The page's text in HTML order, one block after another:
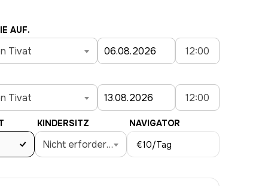
AUF.
Tivat 12:00
Tivat 12:00
KINDERSITZ
Nicht erforderlich
NAVIGATOR
€10/Tag